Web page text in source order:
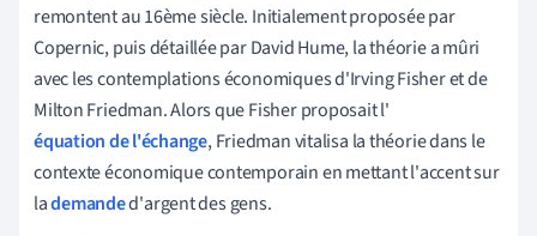
remontent au 16ème siècle. Initialement proposée par
Copernic, puis détaillée par David Hume, la théorie a mûri
avec les contemplations économiques d'Irving Fisher et de
Milton Friedman. Alors que Fisher proposait l'
équation de l'échange, Friedman vitalisa la théorie dans le
contexte économique contemporain en mettant l'accent sur
lademanded'argent des gens.